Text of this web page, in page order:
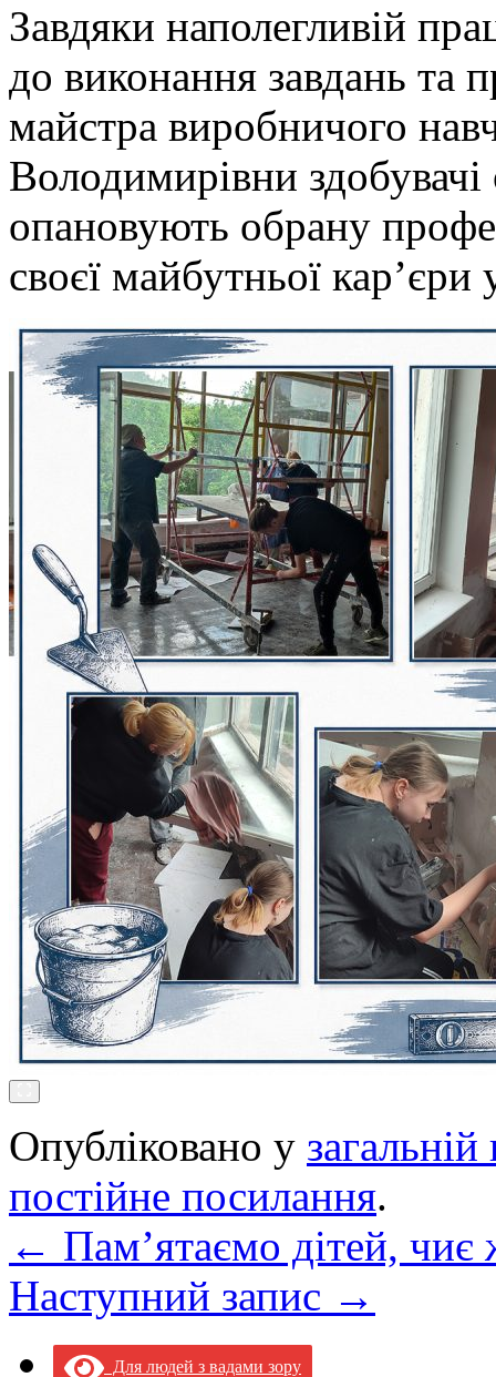
Завдяки наполегливій
до виконання завдань та
майстра виробничого
Володимирівни
опановують обрану
своєї майбутньої кар’єри
Опубліковано у загальній
постійне посилання.
← Пам’ятаємо дітей, чиє
Наступний запис →
Для людей з вадами зору